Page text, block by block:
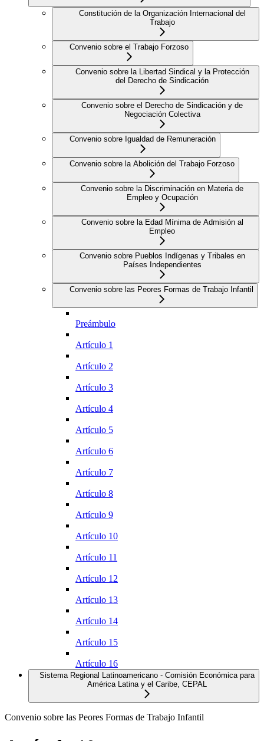
Constitución de la Organización Internacional del
Trabajo
Convenio sobre el Trabajo Forzoso
Convenio sobre la Libertad Sindical y la Protección
del Derecho de Sindicación
Convenio sobre el Derecho de Sindicación y de
Negociación Colectiva
Convenio sobre Igualdad de Remuneración
Convenio sobre la Abolición del Trabajo Forzoso
Convenio sobre la Discriminación en Materia de
Empleo y Ocupación
Convenio sobre la Edad Mínima de Admisión al
Empleo
Convenio sobre Pueblos Indígenas y Tribales en
Países Independientes
Convenio sobre las Peores Formas de Trabajo Infantil
Preámbulo
Artículo 1
Artículo 2
Artículo 3
Artículo 4
Artículo 5
Artículo 6
Artículo 7
Artículo 8
Artículo 9
Artículo 10
Artículo 11
Artículo 12
Artículo 13
Artículo 14
Artículo 15
Artículo 16
Sistema Regional Latinoamericano - Comisión Económica para
América Latina y el Caribe, CEPAL
Convenio sobre las Peores Formas de Trabajo Infantil